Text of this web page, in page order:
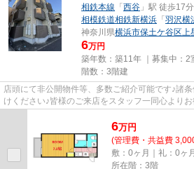
相鉄本線 「 西谷 」駅 徒歩17分
相模鉄道相鉄新横浜 「 羽沢横
神奈川県横浜市保土ケ谷区上
6万円
築年数：築11年 ｜募集中： 2
階数：3階建
店頭にて非公開物件等、多数ご紹介可能です♪諸
けください♪皆様のご来店をスタッフ一同心より
6万円
(管理費・共益費
敷：0ヶ月｜礼：0ヶ月
所在階：3階